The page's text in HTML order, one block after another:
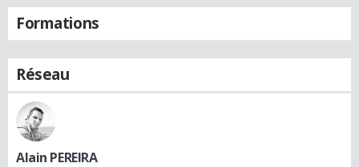
Formations
Réseau
Alain PEREIRA